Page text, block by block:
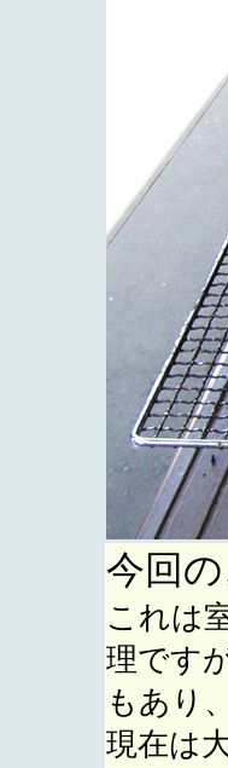
今回
これは
理です
もあり
現在は